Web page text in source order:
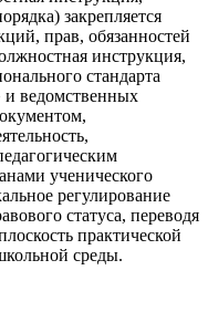
закрепляется
прав, обязанностей
инструкция,
стандарта
и ведомственных
ученического
регулирование
статуса, переводя
практической
среды.